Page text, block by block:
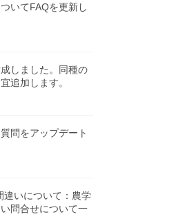
いてFAQを更新し
しました。同種の
追加します。
問をアップデート
違いについて：農学
問合せについて一